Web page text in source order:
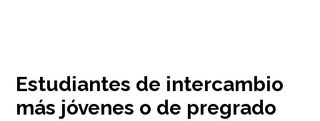
Estudiantes de intercambio
más jóvenes o de pregrado